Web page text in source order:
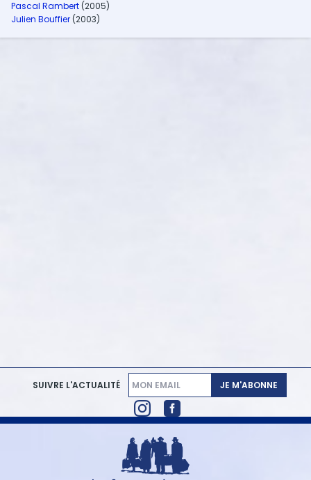
Pascal Rambert (2005)
Julien Bouffier (2003)
SUIVRE L'ACTUALITÉ JE M'ABONNE